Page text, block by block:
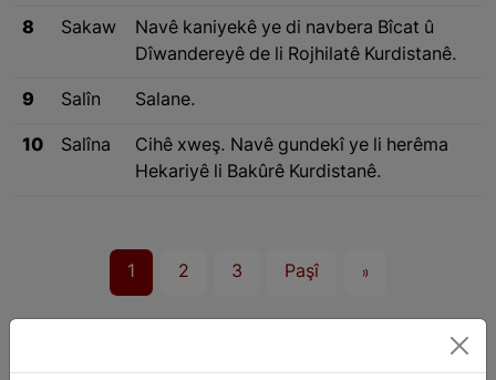
8 Sakaw
Navê kaniyekê ye di navbera Bîcat û
Dîwandereyê de li Rojhilatê Kurdistanê.
9 Salîn Salane.
10 Salîna
Cihê xweş. Navê gundekî ye li herêma
Hekariyê li Bakûrê Kurdistanê.
1 2 3 Paşî »